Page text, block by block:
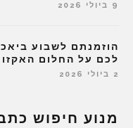
9 ביולי 2026
לכם על החלום
2 ביולי 2026
מנוע חיפוש